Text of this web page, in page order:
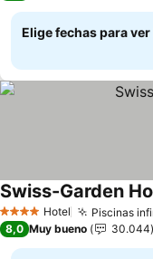
Elige fechas para
4 EstrellasHotel Piscinas
Swiss-Garden
8,0 Muy bueno 30.044